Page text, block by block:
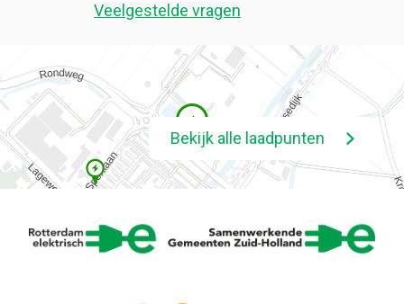
Veelgestelde vragen
4
Bekijk alle laadpunten